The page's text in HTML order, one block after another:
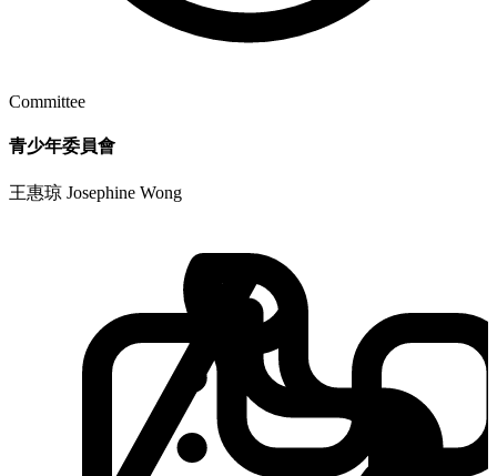
Committee
青少年委員會
王惠琼 Josephine Wong